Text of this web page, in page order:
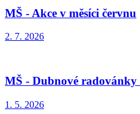
MŠ - Akce v měsíci červnu
2. 7. 2026
MŠ - Dubnové radovánky
1. 5. 2026